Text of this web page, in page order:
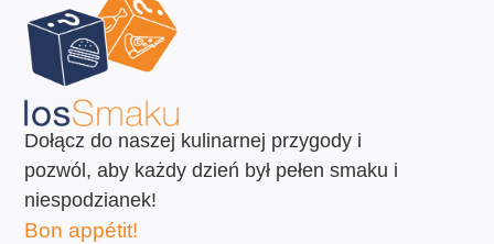
Dołącz do naszej kulinarnej przygody i
pozwól, aby każdy dzień był pełen smaku i
niespodzianek!
Bon appétit!